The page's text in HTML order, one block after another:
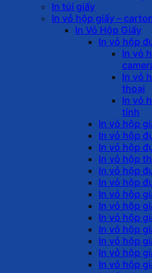
In túi giấy
In vỏ hộp giấy –
In Vỏ Hộp Giấy
In vỏ hộp
In vỏ
In vỏ
thoại
In vỏ
tính
In vỏ hộp
In vỏ hộp
In vỏ hộp
In vỏ hộp
In vỏ hộp
In vỏ hộp
In vỏ hộp
In vỏ hộp
In vỏ hộp
In vỏ hộp
In vỏ hộp
In vỏ hộp
In vỏ hộp